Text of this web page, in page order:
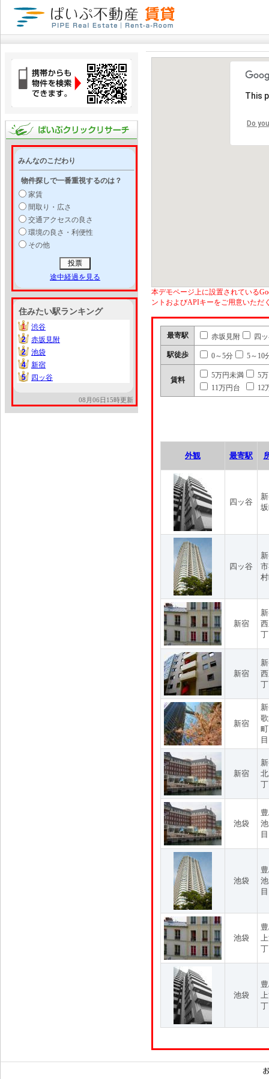
みんなのこだわり
物件探しで一番重視するのは？
家賃
間取り・広さ
交通アクセスの良さ
環境の良さ・利便性
その他
途中経過を見る
住みたい駅ランキング
1
1
渋谷
2
2
赤坂見附
2
2
池袋
4
4
新宿
5
5 四ッ谷
08月06日15時更新
This
Do
本デモページ上に設置されている
ントおよびAPIキーをご用意いただ
最寄駅 赤坂見附 四
駅徒歩 0～5分 5～10
賃料
5万円未満
5
11万円台
12
外観 最寄駅
四ッ谷
四ッ谷
新宿
新宿
新宿
目
新宿
池袋
池袋
目
池袋
池袋